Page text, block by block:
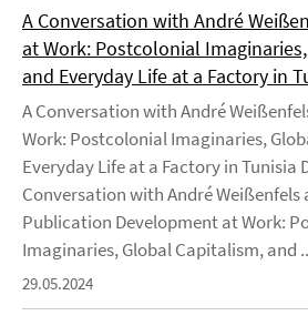
A Conversation with André
at Work: Postcolonial
and Everyday Life at a Factory in
A Conversation with André
Work: Postcolonial Imaginaries,
Everyday Life at a Factory in Tunisia
Conversation with André Weißenfels
Publication Development at Work:
Imaginaries, Global Capitalism, and
29.05.2024